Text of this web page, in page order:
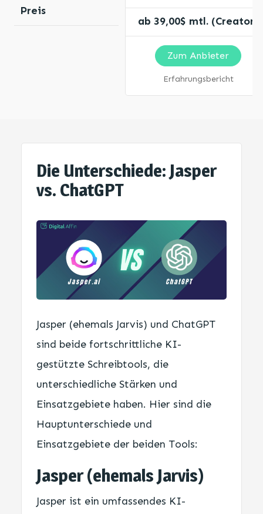
Preis
ab 39,00$ mtl. (Creator)
Zum Anbieter
Erfahrungsbericht
Die Unterschiede: Jasper
vs. ChatGPT
Jasper (ehemals Jarvis) und ChatGPT
sind beide fortschrittliche KI-
gestützte Schreibtools, die
unterschiedliche Stärken und
Einsatzgebiete haben. Hier sind die
Hauptunterschiede und
Einsatzgebiete der beiden Tools:
Jasper (ehemals Jarvis)
Jasper ist ein umfassendes KI-